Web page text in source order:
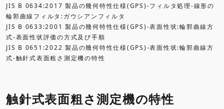
JIS B 0634:2017 製品の幾何特性仕様(GPS)-フィルタ処理-線形の
輪郭曲線フィルタ:ガウシアンフィルタ
JIS B 0633:2001 製品の幾何特性仕様(GPS)-表面性状:輪郭曲線方
式-表面性状評価の方式及び手順
JIS B 0651:2022 製品の幾何特性仕様(GPS)-表面性状:輪郭曲線方
式-触針式表面粗さ測定機の特性
触針式表面粗さ測定機の特性